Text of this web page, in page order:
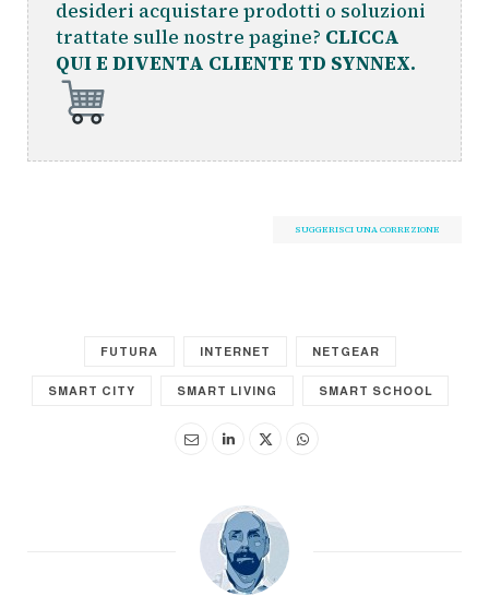
desideri acquistare prodotti o soluzioni
trattate sulle nostre pagine? CLICCA
QUI E DIVENTA CLIENTE TD SYNNEX.
SUGGERISCI UNA CORREZIONE
FUTURA INTERNET NETGEAR
SMART CITY SMART LIVING SMART SCHOOL